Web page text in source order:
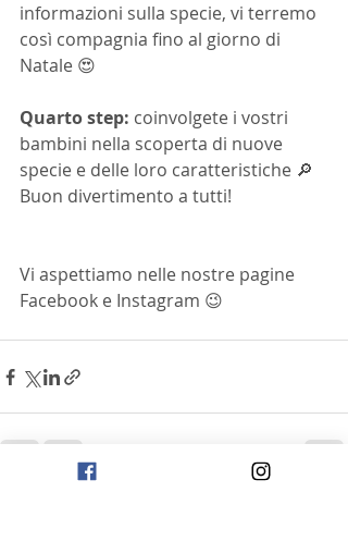
informazioni sulla specie, vi terremo
così compagnia fino al giorno di
Natale 😍
Quarto step: coinvolgete i vostri
bambini nella scoperta di nuove
specie e delle loro caratteristiche 🔎
Buon divertimento a tutti!
Vi aspettiamo nelle nostre pagine
Facebook e Instagram 😉